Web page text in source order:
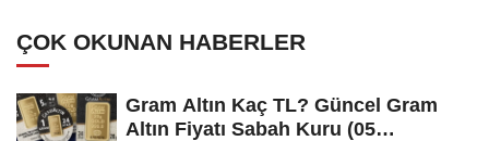
ÇOK OKUNAN HABERLER
Gram Altın Kaç TL? Güncel Gram
Altın Fiyatı Sabah Kuru (05